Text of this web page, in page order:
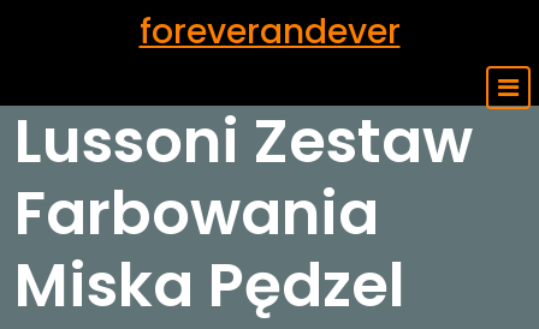
foreverandever
Lussoni Zestaw
Farbowania
Miska Pędzel